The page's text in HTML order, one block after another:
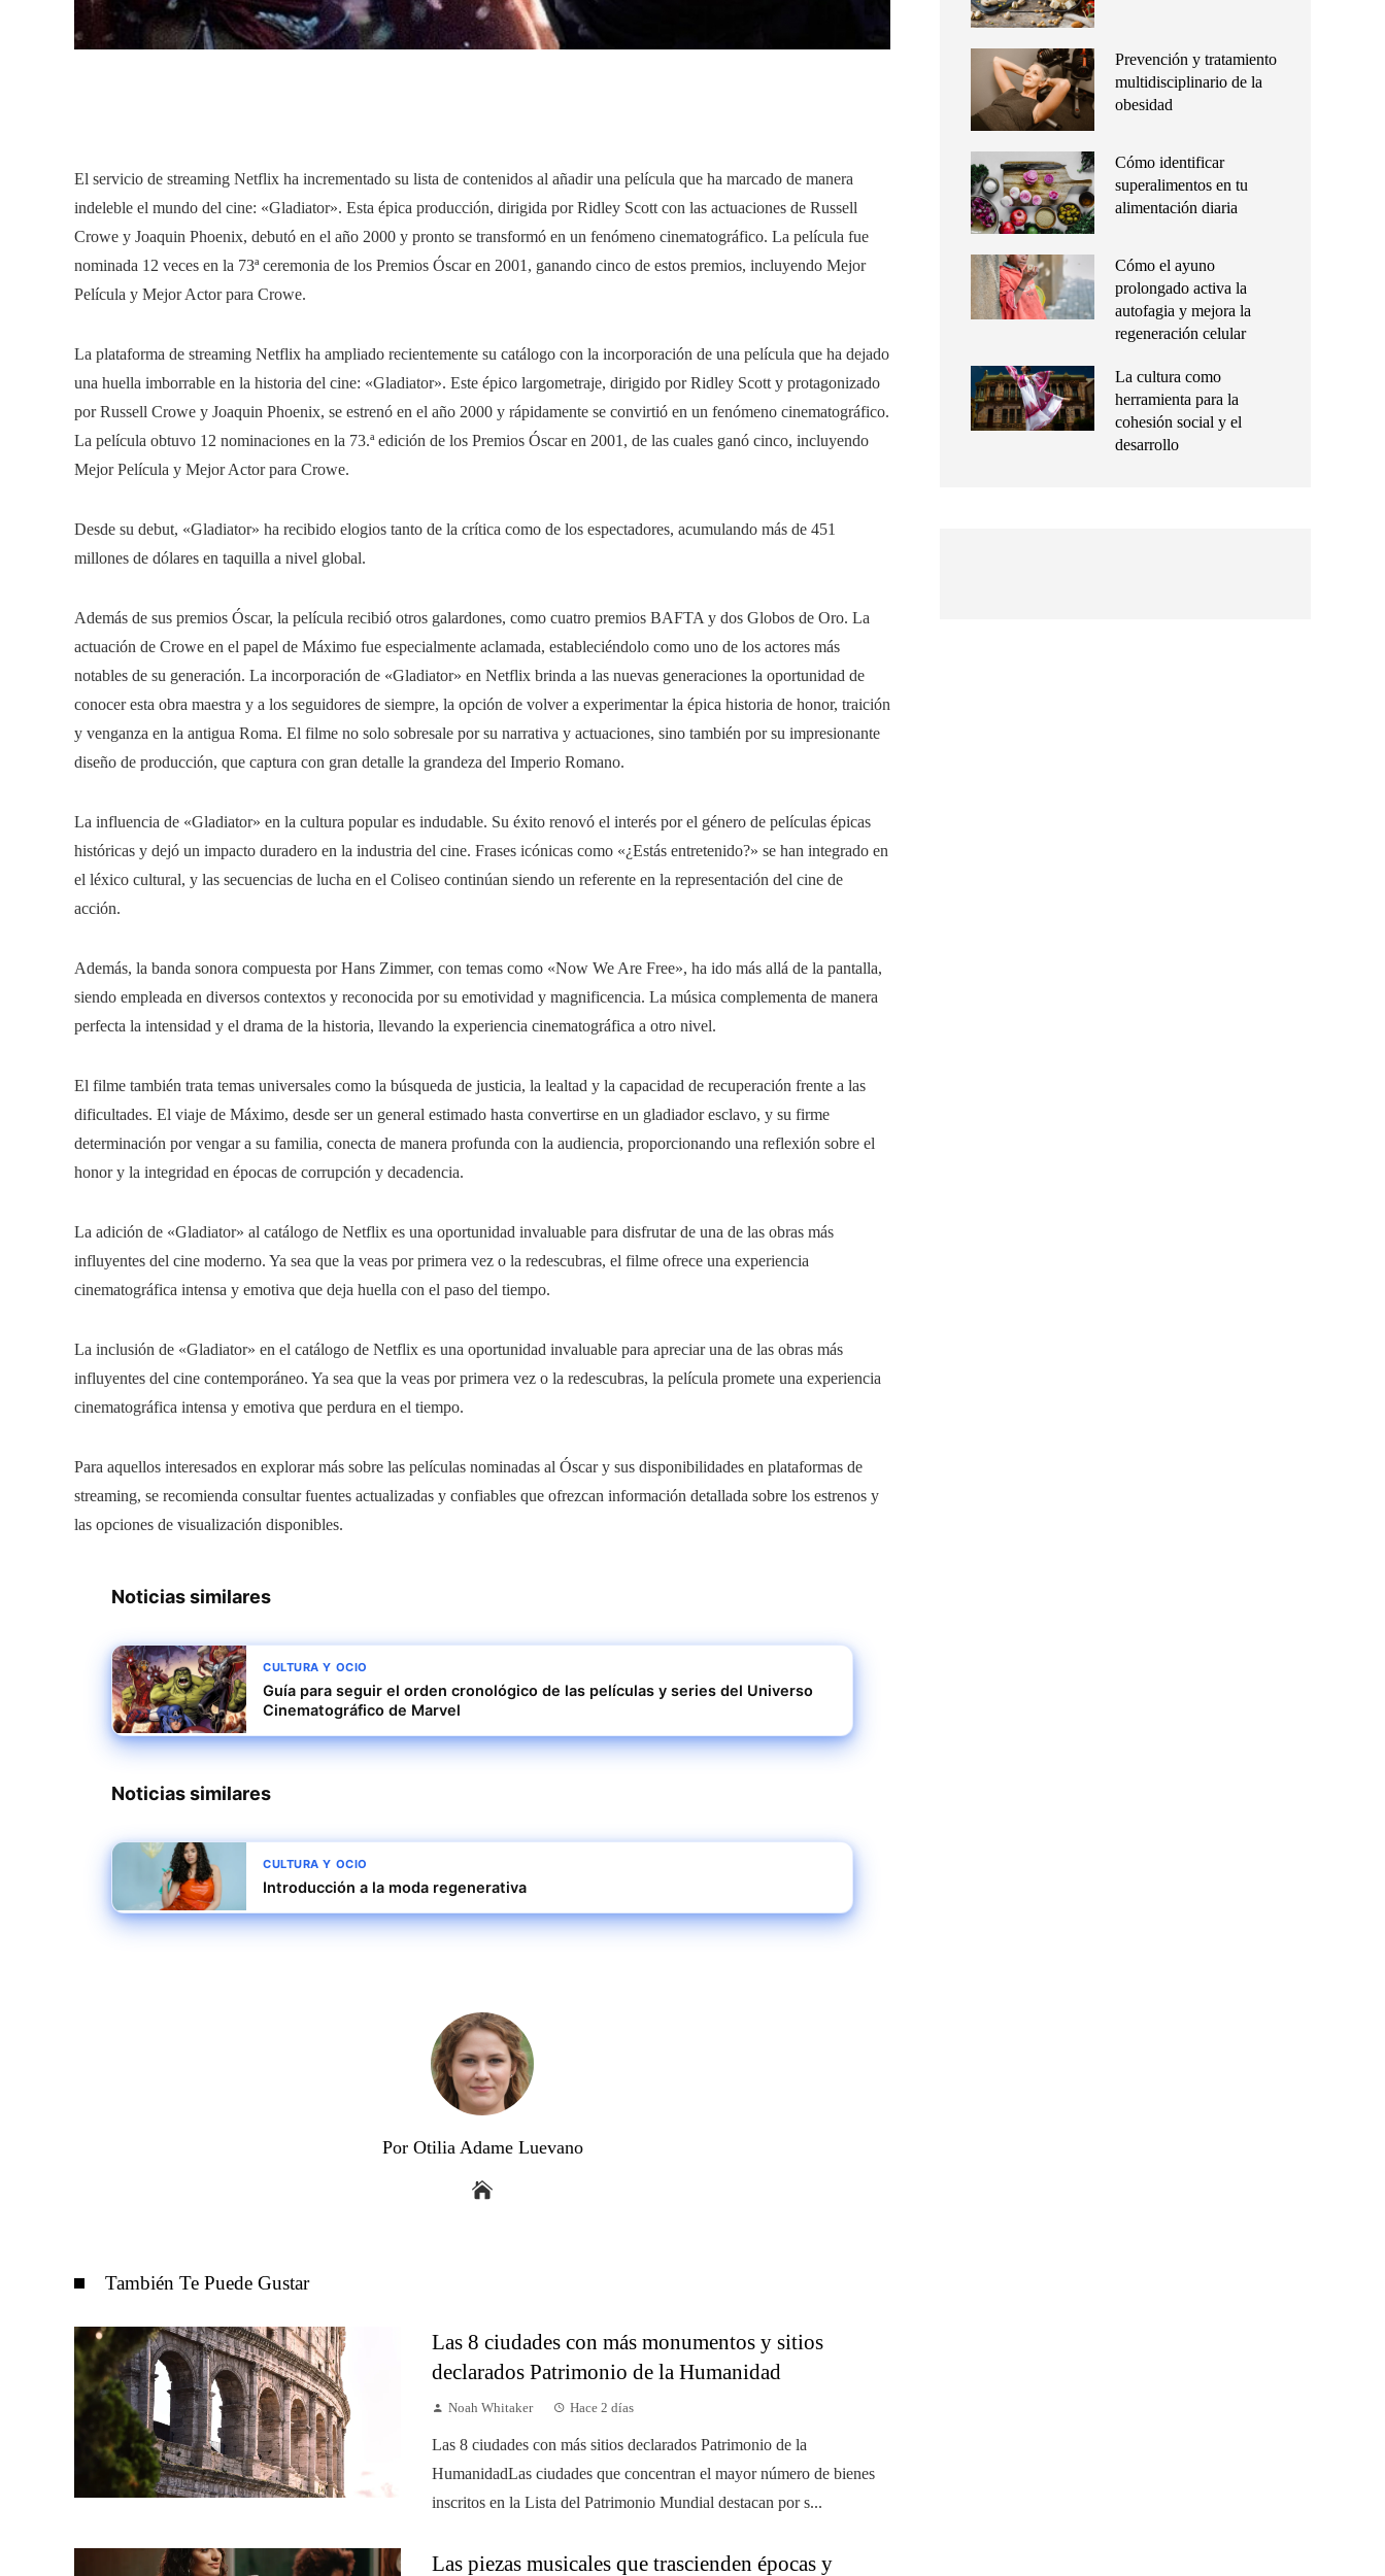
El servicio de streaming Netflix ha incrementado su lista de contenidos al añadir una película que ha marcado de manera
indeleble el mundo del cine: «Gladiator». Esta épica producción, dirigida por Ridley Scott con las actuaciones de Russell
Crowe y Joaquin Phoenix, debutó en el año 2000 y pronto se transformó en un fenómeno cinematográfico. La película fue
nominada 12 veces en la 73ª ceremonia de los Premios Óscar en 2001, ganando cinco de estos premios, incluyendo Mejor
Película y Mejor Actor para Crowe.
La plataforma de streaming Netflix ha ampliado recientemente su catálogo con la incorporación de una película que ha dejado
una huella imborrable en la historia del cine: «Gladiator». Este épico largometraje, dirigido por Ridley Scott y protagonizado
por Russell Crowe y Joaquin Phoenix, se estrenó en el año 2000 y rápidamente se convirtió en un fenómeno cinematográfico.
La película obtuvo 12 nominaciones en la 73.ª edición de los Premios Óscar en 2001, de las cuales ganó cinco, incluyendo
Mejor Película y Mejor Actor para Crowe.
Desde su debut, «Gladiator» ha recibido elogios tanto de la crítica como de los espectadores, acumulando más de 451
millones de dólares en taquilla a nivel global.
Además de sus premios Óscar, la película recibió otros galardones, como cuatro premios BAFTA y dos Globos de Oro. La
actuación de Crowe en el papel de Máximo fue especialmente aclamada, estableciéndolo como uno de los actores más
notables de su generación. La incorporación de «Gladiator» en Netflix brinda a las nuevas generaciones la oportunidad de
conocer esta obra maestra y a los seguidores de siempre, la opción de volver a experimentar la épica historia de honor, traición
y venganza en la antigua Roma. El filme no solo sobresale por su narrativa y actuaciones, sino también por su impresionante
diseño de producción, que captura con gran detalle la grandeza del Imperio Romano.
La influencia de «Gladiator» en la cultura popular es indudable. Su éxito renovó el interés por el género de películas épicas
históricas y dejó un impacto duradero en la industria del cine. Frases icónicas como «¿Estás entretenido?» se han integrado en
el léxico cultural, y las secuencias de lucha en el Coliseo continúan siendo un referente en la representación del cine de
acción.
Además, la banda sonora compuesta por Hans Zimmer, con temas como «Now We Are Free», ha ido más allá de la pantalla,
siendo empleada en diversos contextos y reconocida por su emotividad y magnificencia. La música complementa de manera
perfecta la intensidad y el drama de la historia, llevando la experiencia cinematográfica a otro nivel.
El filme también trata temas universales como la búsqueda de justicia, la lealtad y la capacidad de recuperación frente a las
dificultades. El viaje de Máximo, desde ser un general estimado hasta convertirse en un gladiador esclavo, y su firme
determinación por vengar a su familia, conecta de manera profunda con la audiencia, proporcionando una reflexión sobre el
honor y la integridad en épocas de corrupción y decadencia.
La adición de «Gladiator» al catálogo de Netflix es una oportunidad invaluable para disfrutar de una de las obras más
influyentes del cine moderno. Ya sea que la veas por primera vez o la redescubras, el filme ofrece una experiencia
cinematográfica intensa y emotiva que deja huella con el paso del tiempo.
La inclusión de «Gladiator» en el catálogo de Netflix es una oportunidad invaluable para apreciar una de las obras más
influyentes del cine contemporáneo. Ya sea que la veas por primera vez o la redescubras, la película promete una experiencia
cinematográfica intensa y emotiva que perdura en el tiempo.
Para aquellos interesados en explorar más sobre las películas nominadas al Óscar y sus disponibilidades en plataformas de
streaming, se recomienda consultar fuentes actualizadas y confiables que ofrezcan información detallada sobre los estrenos y
las opciones de visualización disponibles.
Noticias similares
CULTURA Y OCIO
Guía para seguir el orden cronológico de las películas y series del Universo
Cinematográfico de Marvel
Noticias similares
CULTURA Y OCIO
Introducción a la moda regenerativa
Por Otilia Adame Luevano
También Te Puede Gustar
Las 8 ciudades con más monumentos y sitios
declarados Patrimonio de la Humanidad
Noah Whitaker Hace 2 días
Las 8 ciudades con más sitios declarados Patrimonio de la
HumanidadLas ciudades que concentran el mayor número de bienes
inscritos en la Lista del Patrimonio Mundial destacan por s...
Las piezas musicales que trascienden épocas y
Prevención y tratamiento
multidisciplinario de la
obesidad
Cómo identificar
superalimentos en tu
alimentación diaria
Cómo el ayuno
prolongado activa la
autofagia y mejora la
regeneración celular
La cultura como
herramienta para la
cohesión social y el
desarrollo